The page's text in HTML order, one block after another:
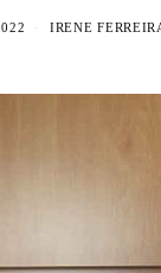
IRENE